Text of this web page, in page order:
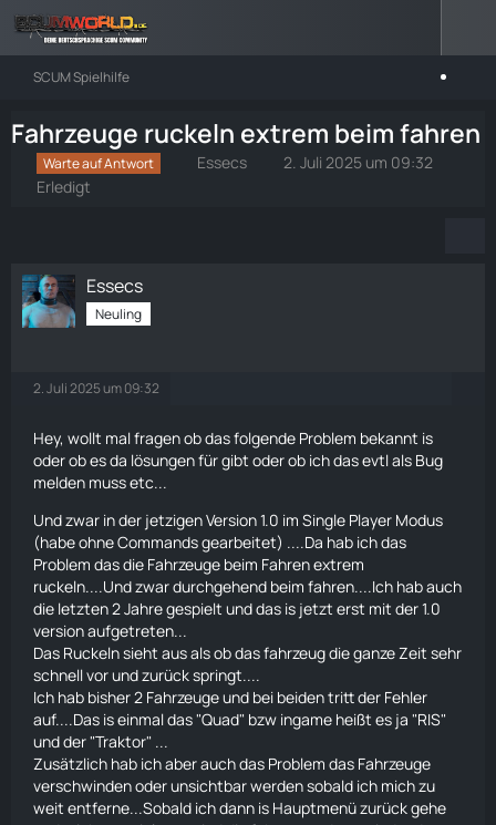
SCUM Spielhilfe
Fahrzeuge ruckeln extrem beim fahren
Warte auf Antwort Essecs
2. Juli 2025 um 09:32
Erledigt
Essecs
Neuling
2. Juli 2025 um 09:32
Hey, wollt mal fragen ob das folgende Problem bekannt is
oder ob es da lösungen für gibt oder ob ich das evtl als Bug
melden muss etc...
Und zwar in der jetzigen Version 1.0 im Single Player Modus
(habe ohne Commands gearbeitet) ....Da hab ich das
Problem das die Fahrzeuge beim Fahrenextrem
ruckeln....Und zwar durchgehend beim fahren....Ich hab auch
die letzten 2 Jahre gespielt und das is jetzt erst mit der 1.0
version aufgetreten...
Das Ruckeln sieht aus als ob das fahrzeug die ganze Zeit sehr
schnell vor und zurück springt....
Ich hab bisher 2 Fahrzeuge und bei beiden tritt der Fehler
auf....Das is einmal das "Quad" bzw ingame heißt es ja "RIS"
und der "Traktor" ...
Zusätzlich hab ich aber auch das Problem das Fahrzeuge
verschwinden oder unsichtbar werden sobald ich mich zu
weit entferne...Sobald ich dann is Hauptmenü zurück gehe